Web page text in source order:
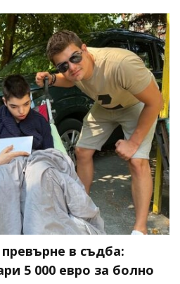
в съдба:
5 000 евро за болно